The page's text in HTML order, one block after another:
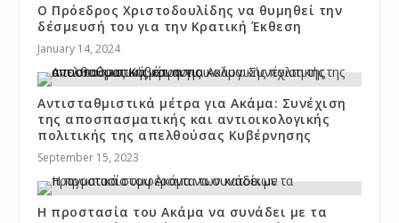
Ο Πρόεδρος Χριστοδουλίδης να θυμηθεί την
δέσμευσή του για την Κρατική Έκθεση
January 14, 2024
Αντισταθμιστικά μέτρα για Ακάμα: Συνέχιση
της αποσπασματικής και αντιοικολογικής
πολιτικής της απελθούσας Kυβέρνησης
September 15, 2023
Η προστασία του Ακάμα να συνάδει με τα